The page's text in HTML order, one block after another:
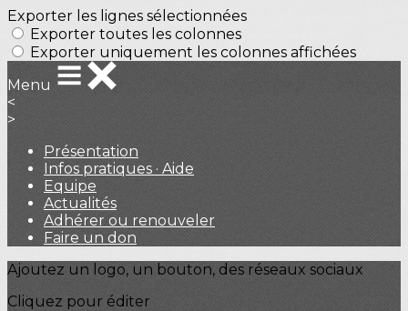
Exporter les lignes sélectionnées
Exporter toutes les colonnes
Exporter uniquement les colonnes affichées
Menu
<
>
Présentation
Infos pratiques · Aide
Equipe
Actualités
Adhérer ou renouveler
Faire un don
Ajoutez un logo, un bouton, des réseaux sociaux
Cliquez pour éditer